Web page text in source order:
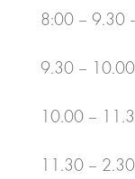
8:00 – 9.30
9.30 – 10.00
10.00 –
11.30 – 2.30